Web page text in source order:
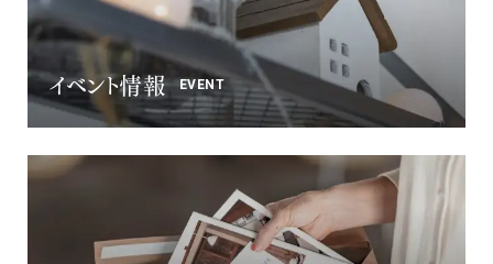
ナチュラル
カントリー
ヴィンテージ
イベント情報 EVENT